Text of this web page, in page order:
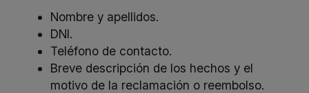
Nombre y apellidos.
DNI.
Teléfono de contacto.
Breve descripción de los hechos y el
motivo de la reclamación o reembolso.